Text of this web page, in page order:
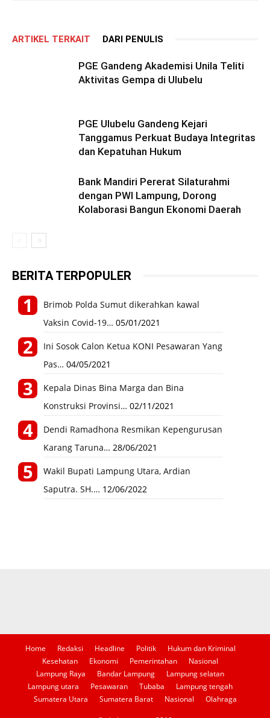
ARTIKEL TERKAIT DARI PENULIS
PGE Gandeng Akademisi Unila Teliti
Aktivitas Gempa di Ulubelu
PGE Ulubelu Gandeng Kejari
Tanggamus Perkuat Budaya Integritas
dan Kepatuhan Hukum
Bank Mandiri Pererat Silaturahmi
dengan PWI Lampung, Dorong
Kolaborasi Bangun Ekonomi Daerah
BERITA TERPOPULER
Brimob Polda Sumut dikerahkan kawal
Vaksin Covid-19… 05/01/2021
Ini Sosok Calon Ketua KONI Pesawaran Yang
Pas… 04/05/2021
Kepala Dinas Bina Marga dan Bina
Konstruksi Provinsi… 02/11/2021
Dendi Ramadhona Resmikan Kepengurusan
Karang Taruna… 28/06/2021
Wakil Bupati Lampung Utara, Ardian
Saputra. SH.… 12/06/2022
Home Redaksi Headline Politik
Hukum dan Kriminal
Kesehatan
Ekonomi Pemerintahan
Nasional
Lampung Raya
Bandar Lampung
Lampung selatan
Lampung utara
Pesawaran Tubaba
Lampung tengah
Sumatera Utara
Sumatera Barat Nasional Olahraga